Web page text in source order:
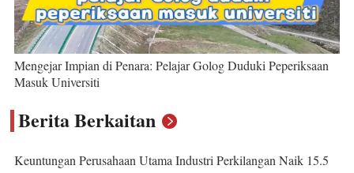
Mengejar Impian di Penara: Pelajar Golog Duduki Peperiksaan
Masuk Universiti
Berita Berkaitan
Keuntungan Perusahaan Utama Industri Perkilangan Naik 15.5